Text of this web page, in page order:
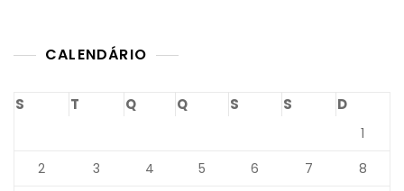
CALENDÁRIO
S T Q Q S S D
1
2
3 4 5 6 7
8